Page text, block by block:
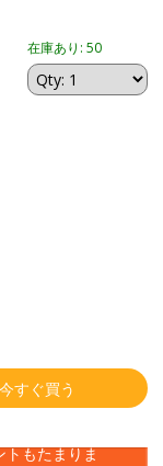
在庫あり: 50
今すぐ買う
トもたまりま